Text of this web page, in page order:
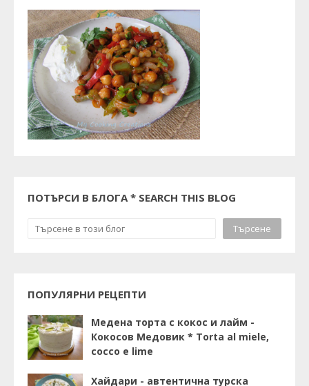
ПОТЪРСИ В БЛОГА * SEARCH THIS BLOG
ПОПУЛЯРНИ РЕЦЕПТИ
Медена торта с кокос и лайм -
Кокосов Медовик * Torta al miele,
cocco e lime
Хайдари - автентична турска